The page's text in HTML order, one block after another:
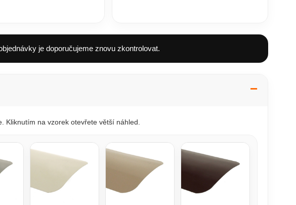
je doporučujeme znovu zkontrolovat.
Kliknutím na vzorek otevřete větší náhled.